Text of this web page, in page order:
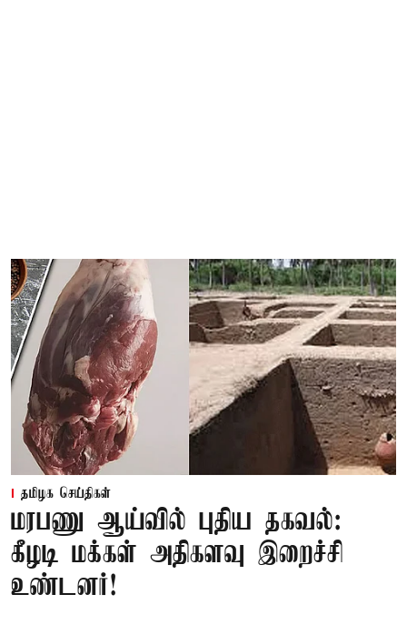
தமிழக செய்திகள்
மரபணு ஆய்வில் புதிய தகவல்:
கீழடி மக்கள் அதிகளவு இறைச்சி
உண்டனர்!